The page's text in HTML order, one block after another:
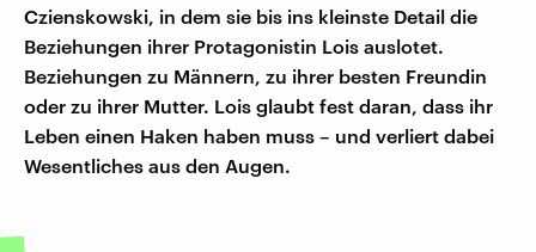
Czienskowski, in dem sie bis ins kleinste Detail die
Beziehungen ihrer Protagonistin Lois auslotet.
Beziehungen zu Männern, zu ihrer besten Freundin
oder zu ihrer Mutter. Lois glaubt fest daran, dass ihr
Leben einen Haken haben muss – und verliert dabei
Wesentliches aus den Augen.